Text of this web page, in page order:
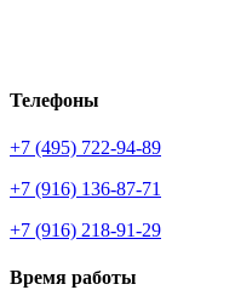
Телефоны
+7 (495) 722-94-89
+7 (916) 136-87-71
+7 (916) 218-91-29
Время работы